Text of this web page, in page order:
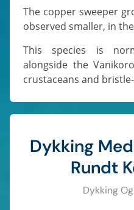
The copper sweeper grows to 22 cm, but usually
observed smaller, in
This species is normally seen in schools
alongside the
crustaceans and
Dykking
Rundt
Dykking